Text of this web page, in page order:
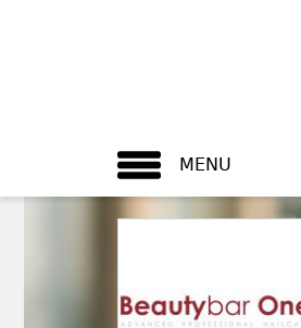
MENU